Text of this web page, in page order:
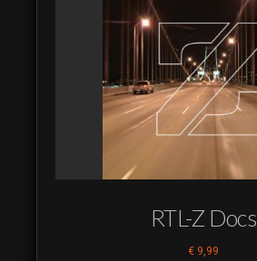
RTL-Z Docs
€ 9,99